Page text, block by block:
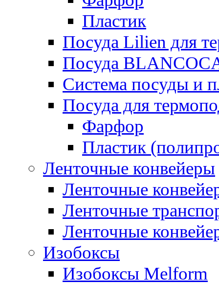
Пластик
Посуда Lilien для
Посуда
Система посуды и
Посуда для
Фарфор
Пластик
Ленточные конвейеры
Ленточные
Ленточные
Ленточные
Изобоксы
Изобоксы Melform